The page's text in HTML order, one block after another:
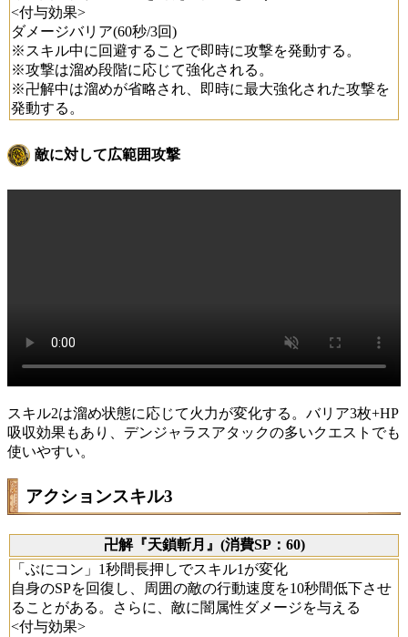
<付与効果>
ダメージバリア(60秒/3回)
※スキル中に回避することで即時に攻撃を発動する。
※攻撃は溜め段階に応じて強化される。
※卍解中は溜めが省略され、即時に最大強化された攻撃を
発動する。
敵に対して広範囲攻撃
スキル2は溜め状態に応じて火力が変化する。バリア3枚+HP
吸収効果もあり、デンジャラスアタックの多いクエストでも
使いやすい。
アクションスキル3
卍解『天鎖斬月』(消費SP：60)
「ぶにコン」1秒間長押しでスキル1が変化
自身のSPを回復し、周囲の敵の行動速度を10秒間低下させ
ることがある。さらに、敵に闇属性ダメージを与える
<付与効果>